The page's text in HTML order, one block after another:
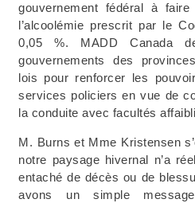
gouvernement fédéral à
l’alcoolémie prescrit par le
0,05 %. MADD Canada
gouvernements des
lois pour renforcer les
services policiers en vue de
la conduite avec facultés
M. Burns et Mme Kristensen
notre paysage hivernal n’a
entaché de décès ou de
avons un simple